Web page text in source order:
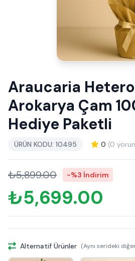
Araucaria
Arokarya Çam
Hediye Paketli
ÜRÜN KODU: 10495 0 (0
₺5,899.00 -%3 İndirim
₺5,699.00
Alternatif Ürünler (Aynı serideki